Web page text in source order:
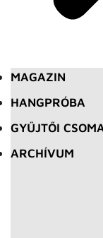
MAGAZIN
HANGPRÓBA
GYŰJTŐI
ARCHÍVUM